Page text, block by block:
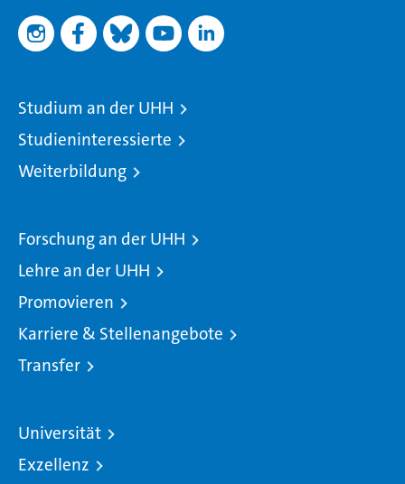
Studium an der UHH
Studieninteressierte
Weiterbildung
Forschung an der UHH
Lehre an der UHH
Promovieren
Karriere & Stellenangebote
Transfer
Universität
Exzellenz